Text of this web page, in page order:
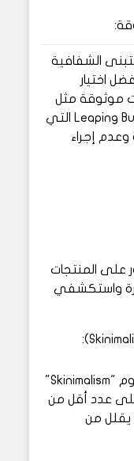
الشفافية
اختيار
موثوقة مثل
USDA Organic، Ecocert أو Leaping Bunny التي
وعدم إجراء
على المنتجات
واستكشفي
غالباً ما يرتبط الجمال النظيف بمفهوم "Skinimalism"
على عدد أقل من
يقلل من